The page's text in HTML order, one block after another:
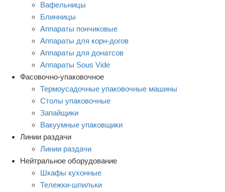
Вафельницы
Блинницы
Аппараты пончиковые
Аппараты для корн-догов
Аппараты для донатсов
Аппараты Sous Vide
Фасовочно-упаковочное
Термоусадочные упаковочные машины
Столы упаковочные
Запайщики
Вакуумные упаковщики
Линии раздачи
Линии раздачи
Нейтральное оборудование
Шкафы кухонные
Тележки-шпильки